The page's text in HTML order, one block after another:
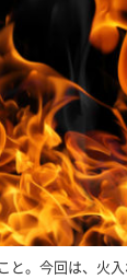
と。今回は、火